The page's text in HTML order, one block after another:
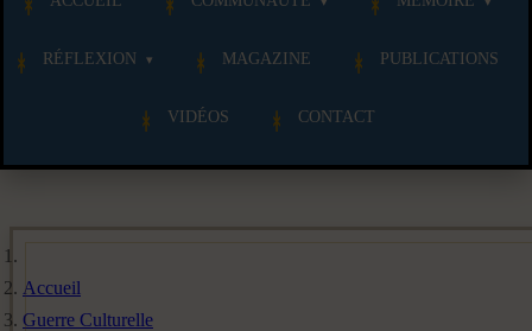
RÉFLEXION MAGAZINE PUBLICATIONS
VIDÉOS CONTACT
Accueil
Guerre Culturelle